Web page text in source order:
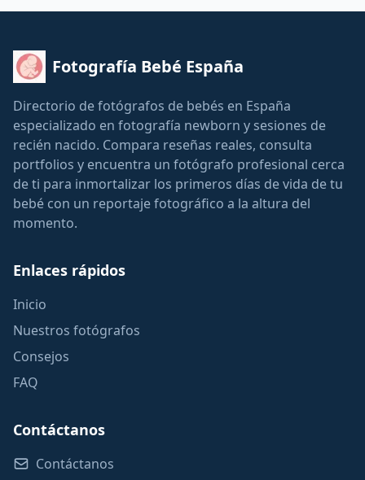
Fotografía Bebé España
Directorio de fotógrafos de bebés en España
especializado en fotografía newborn y sesiones de
recién nacido. Compara reseñas reales, consulta
portfolios y encuentra un fotógrafo profesional cerca
de ti para inmortalizar los primeros días de vida de tu
bebé con un reportaje fotográfico a la altura del
momento.
Enlaces rápidos
Inicio
Nuestros fotógrafos
Consejos
FAQ
Contáctanos
Contáctanos